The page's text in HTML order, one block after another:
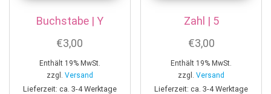
Buchstabe | Y
€3,00
Enthält 19% MwSt.
zzgl. Versand
Lieferzeit: ca. 3-4 Werktage
Zahl | 5
€3,00
Enthält 19% MwSt.
zzgl.Versand
Lieferzeit: ca. 3-4 Werktage